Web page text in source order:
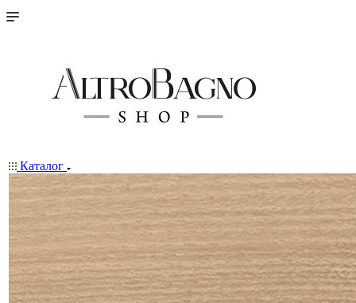
Каталог